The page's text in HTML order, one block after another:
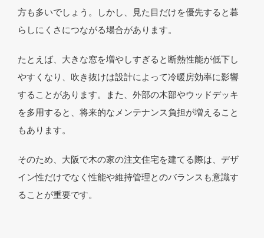
方も多いでしょう。しかし、見た目だけを優先すると暮
らしにくさにつながる場合があります。
たとえば、大きな窓を増やしすぎると断熱性能が低下し
やすくなり、吹き抜けは設計によって冷暖房効率に影響
することがあります。また、外部の木部やウッドデッキ
を多用すると、将来的なメンテナンス負担が増えること
もあります。
そのため、大阪で木の家の注文住宅を建てる際は、デザ
イン性だけでなく性能や維持管理とのバランスも意識す
ることが重要です。